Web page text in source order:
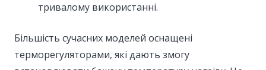
тривалому використанні.
Більшість сучасних моделей оснащені
терморегуляторами, які дають змогу